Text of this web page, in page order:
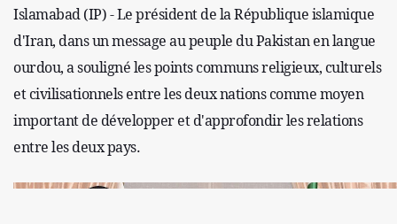
Islamabad (IP) - Le président de la République islamique
d'Iran, dans un message au peuple du Pakistan en langue
ourdou, a souligné les points communs religieux, culturels
et civilisationnels entre les deux nations comme moyen
important de développer et d'approfondir les relations
entre les deux pays.